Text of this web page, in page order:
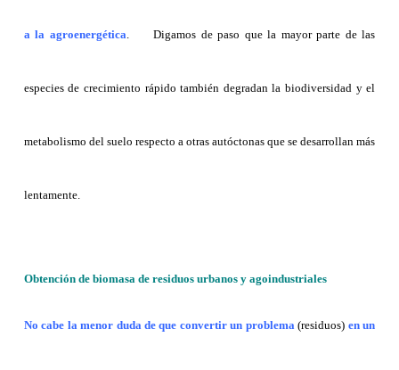
a la agroenergética Digamos de paso que la mayor parte de las
especies de crecimiento rápido también degradan la biodiversidad y el
metabolismo del suelo respecto a otras autóctonas que se desarrollan más
lentamente.
Obtención de biomasa de residuos urbanos y agoindustriales
No cabe la menor duda de que convertir un problema (residuos) en un